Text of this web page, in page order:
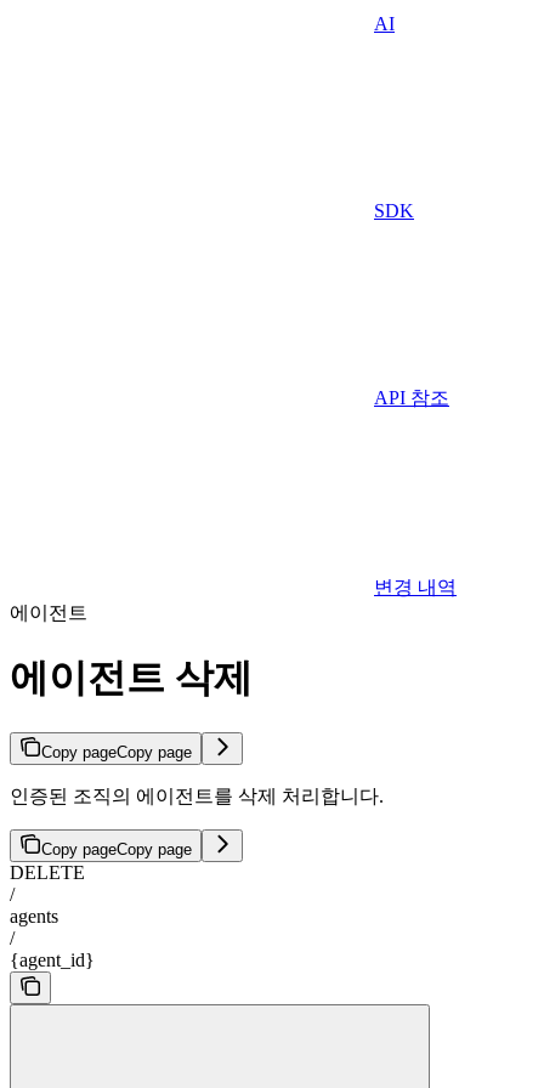
AI
SDK
API 참조
변경 내역
에이전트
에이전트 삭제
Copy pageCopy page
인증된 조직의 에이전트를 삭제 처리합니다.
Copy pageCopy page
DELETE
/
agents
/
{agent_id}